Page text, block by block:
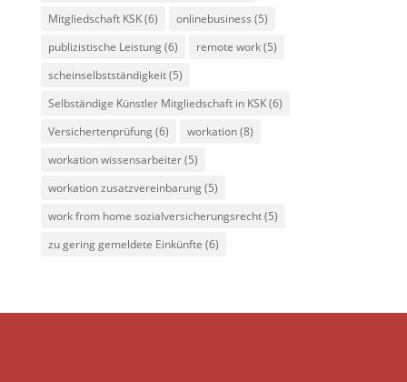
Mitgliedschaft KSK(6) onlinebusiness (5)
publizistische Leistung(6) remote work(5)
scheinselbstständigkeit(5)
Selbständige Künstler Mitgliedschaft in KSK(6)
Versichertenprüfung(6) workation(8)
workation wissensarbeiter(5)
workation zusatzvereinbarung(5)
work from home sozialversicherungsrecht(5)
zu gering gemeldete Einkünfte (6)